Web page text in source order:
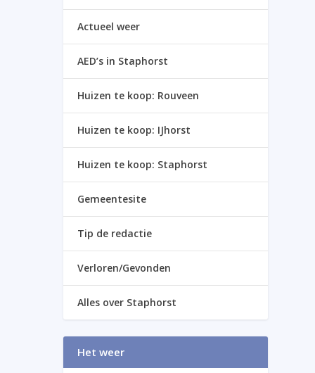
Actueel weer
AED’s in Staphorst
Huizen te koop: Rouveen
Huizen te koop: IJhorst
Huizen te koop: Staphorst
Gemeentesite
Tip de redactie
Verloren/Gevonden
Alles over Staphorst
Het weer